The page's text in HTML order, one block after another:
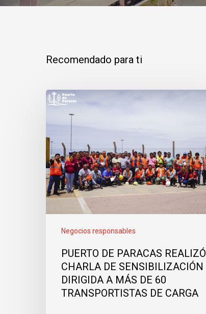
Recomendado para ti
Negocios responsables
PUERTO DE PARACAS REALIZÓ
CHARLA DE SENSIBILIZACIÓN
DIRIGIDA A MÁS DE 60
TRANSPORTISTAS DE CARGA